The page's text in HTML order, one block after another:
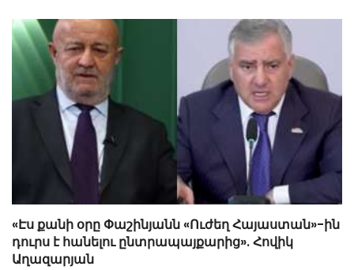
«Էս քանի օրը Փաշինյանն «Ուժեղ Հայաստան»-ին
դուրս է հանելու ընտրապայքարից». Հովիկ
Աղազարյան